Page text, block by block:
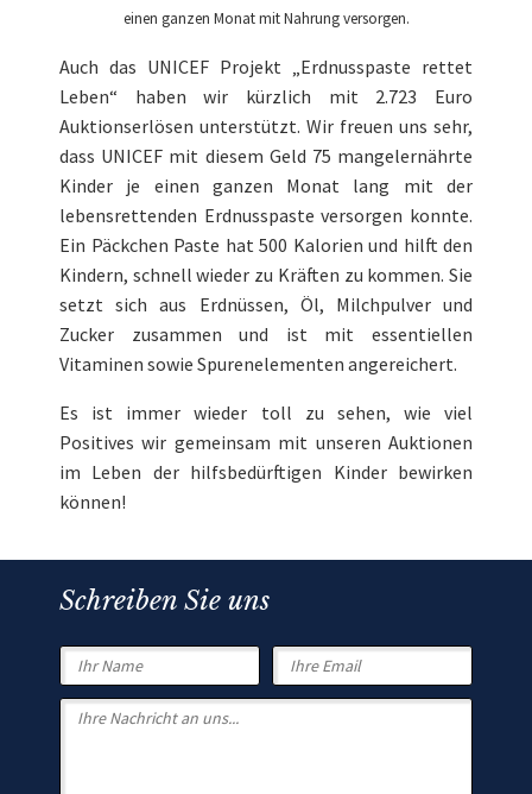
einen ganzen Monat mit Nahrung versorgen.
Auch das UNICEF Projekt „Erdnusspaste rettet
Leben“ haben wir kürzlich mit 2.723 Euro
Auktionserlösen unterstützt. Wir freuen uns sehr,
dass UNICEF mit diesem Geld 75 mangelernährte
Kinder je einen ganzen Monat lang mit der
lebensrettenden Erdnusspaste versorgen konnte.
Ein Päckchen Paste hat 500 Kalorien und hilft den
Kindern, schnell wieder zu Kräften zu kommen. Sie
setzt sich aus Erdnüssen, Öl, Milchpulver und
Zucker zusammen und ist mit essentiellen
Vitaminen sowie Spurenelementen angereichert.
Es ist immer wieder toll zu sehen, wie viel
Positives wir gemeinsam mit unseren Auktionen
im Leben der hilfsbedürftigen Kinder bewirken
können!
Schreiben Sie uns